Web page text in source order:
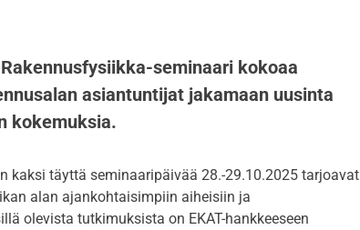
seminaari kokoaa
asiantuntijat jakamaan uusinta
kokemuksia.
kaksi täyttä seminaaripäivää 28.-29.10.2025 tarjoavat
alan ajankohtaisimpiin aiheisiin ja
olevista tutkimuksista on EKAT-hankkeeseen